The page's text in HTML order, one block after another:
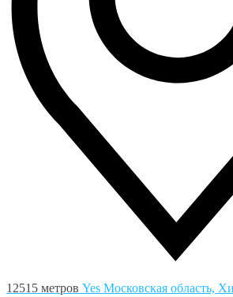
12515 метров Yes Московская область,